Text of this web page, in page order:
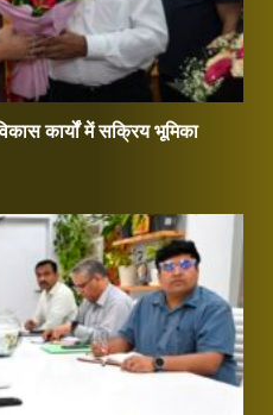
कार्यों में सक्रिय भूमिका